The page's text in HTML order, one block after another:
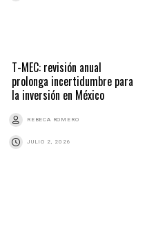
T-MEC: revisión anual
prolonga incertidumbre para
la inversión en México
REBECA ROMERO
JULIO 2, 2026